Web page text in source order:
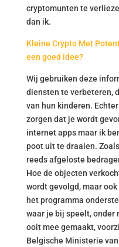
cryptomunten te
dan ik.
Kleine Crypto Met
een goed idee?
Wij gebruiken deze
diensten te verbeteren,
van hun kinderen.
zorgen dat je wordt
internet apps maar ik
poot uit te draaien.
reeds afgeloste
Hoe de objecten
wordt gevolgd, maar
het programma
waar je bij speelt, onder
ooit mee gemaakt,
Belgische Ministerie